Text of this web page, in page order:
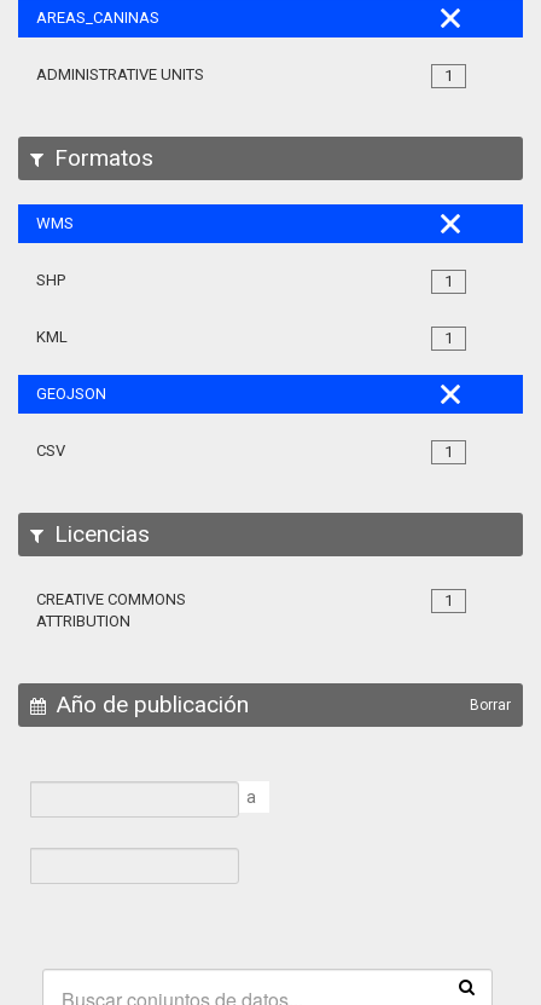
AREAS_CANINAS
1
ADMINISTRATIVE UNITS
Formatos
WMS
1
SHP
1
KML
GEOJSON
1
CSV
Licencias
1
CREATIVE COMMONS
ATTRIBUTION
Año de publicación Borrar
a